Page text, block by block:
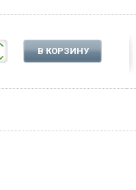
В КОРЗИНУ